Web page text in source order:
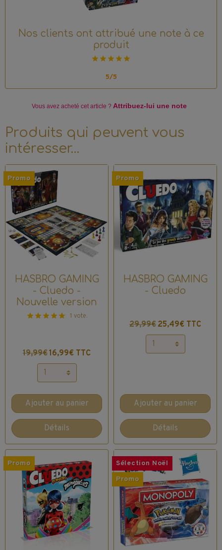
Nos clients ont attribué une note à ce
produit
5/5
Vous avez acheté cet article ? Attribuez-lui une note
Produits qui peuvent vous
intéresser…
Promo
HASBRO GAMING
- Cluedo -
Nouvelle version
1 vote.
19,99€16,99€ TTC
Ajouter au panier
Détails
Promo
HASBRO GAMING
- Cluedo
29,99€ 25,49€ TTC
Ajouter au panier
Détails
Promo
Sélection Noël
Promo